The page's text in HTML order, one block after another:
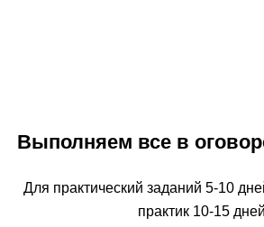
Выполняем все в
Для практический заданий 5-10
практик 10-15 дней